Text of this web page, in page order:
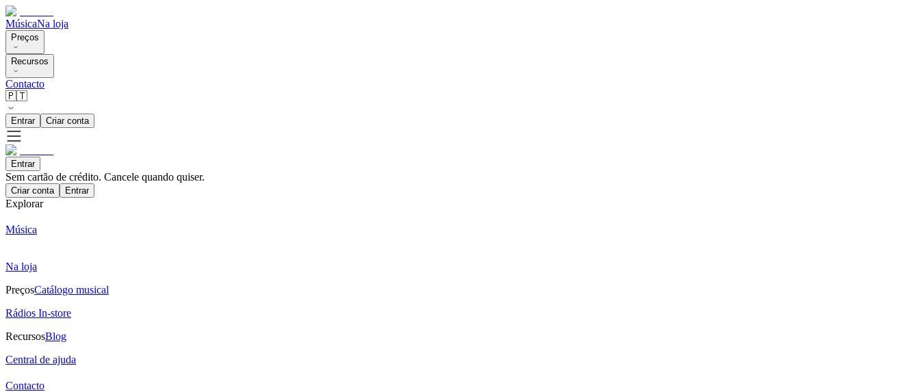
MúsicaNa loja
Preços
Recursos
Contacto
🇵🇹
Entrar Criar conta
Entrar
Sem cartão de crédito. Cancele quando quiser.
Criar conta Entrar
Explorar
Música
Na loja
PreçosCatálogo musical
Rádios In-store
RecursosBlog
Central de ajuda
Contacto